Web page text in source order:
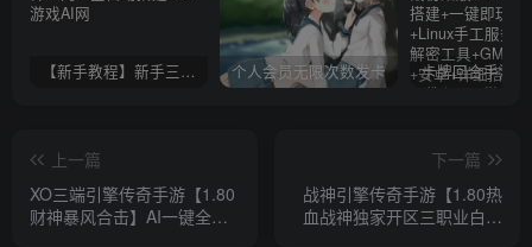
【新手教程】新手三分钟入门AI全自动搭建 个人会员无限次数发卡
上一篇
XO三端引擎传奇手游【1.80
财神暴风合击】AI一键全自
下一篇
战神引擎传奇手游【1.80热
血战神独家开区三职业白猪